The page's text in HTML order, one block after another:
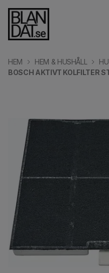
HEM HEM & HUSHÅLL
BOSCH AKTIVT KOLFILTER